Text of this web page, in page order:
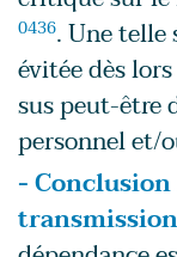
0436. Une
évitée dès
sus peut-être
personnel et/
-